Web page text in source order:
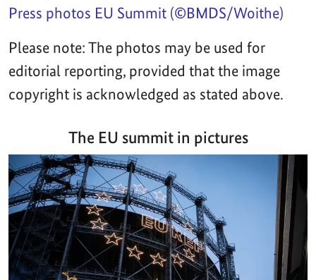
Press photos EU Summit (©BMDS/Woithe)
Please note: The photos may be used for
editorial reporting, provided that the image
copyright is acknowledged as stated above.
The EU summit in pictures